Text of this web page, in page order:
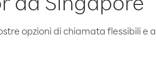
opzioni di chiamata flessibili e a